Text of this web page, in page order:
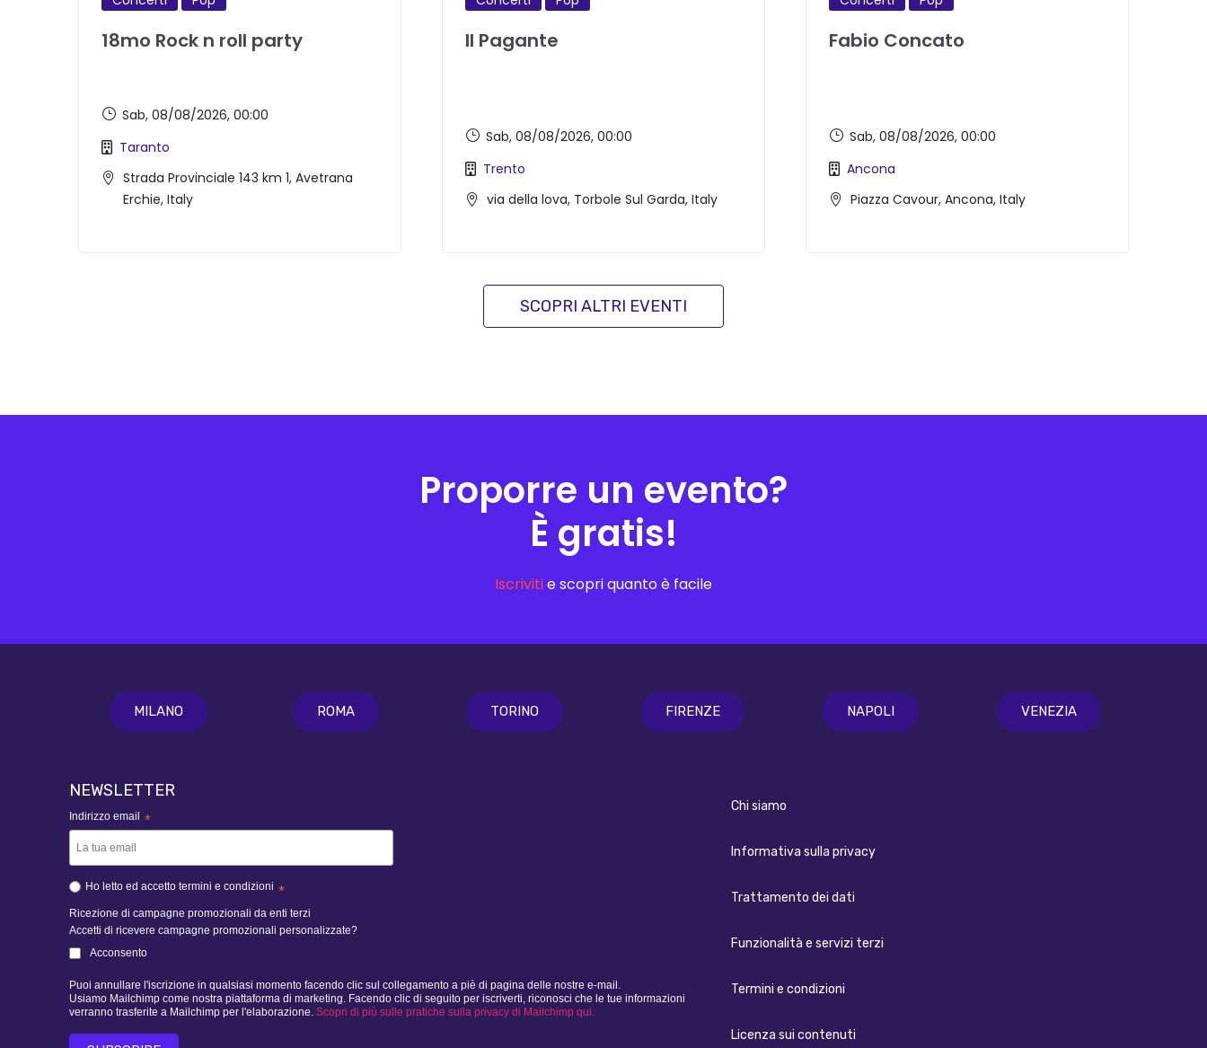
18mo Rock n roll party
Strada Provinciale 143 km 1, Avetrana
Erchie, Italy
Taranto
Sab, 08/08/2026, 00:00
Il Pagante
via della lova, Torbole Sul Garda, Italy
Trento
Sab, 08/08/2026, 00:00
Fabio Concato
Piazza Cavour, Ancona, Italy
Ancona
Sab, 08/08/2026, 00:00
SCOPRI ALTRI EVENTI
Proporre un evento?
È gratis!
Iscrivitie scopri quanto è facile
MILANO ROMA TORINO FIRENZE NAPOLI VENEZIA
NEWSLETTER
Indirizzo email *
Ho letto ed accetto termini e condizioni *
Ricezione di campagne promozionali da enti terzi
Accetti di ricevere campagne promozionali personalizzate?
Acconsento
Puoi annullare l'iscrizione in qualsiasi momento facendo clic sul collegamento a piè di pagina delle nostre e-mail.
Usiamo Mailchimp come nostra piattaforma di marketing. Facendo clic di seguito per iscriverti, riconosci che le tue informazioni
verranno trasferite a Mailchimp per l'elaborazione. Scopri di più sulle pratiche sulla privacy di Mailchimp qui.
Chi siamo
Informativa sulla privacy
Trattamento dei dati
Funzionalità e servizi terzi
Termini e condizioni
Licenza sui contenuti